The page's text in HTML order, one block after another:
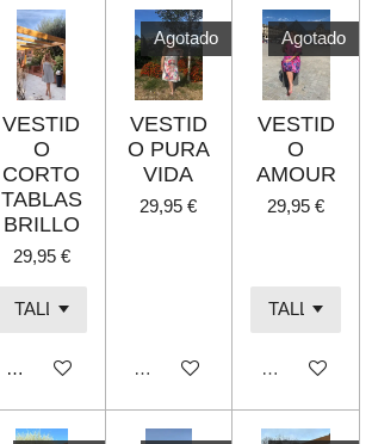
VESTID
O
CORTO
TABLAS
BRILLO
29,95 €
Añadir al carrito
Agotado
VESTID
O PURA
VIDA
29,95 €
Agotado
Agotado
VESTID
O
AMOUR
29,95 €
Agotado